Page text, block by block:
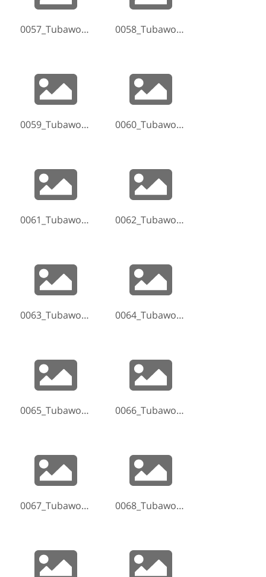
0057_Tubaworkshop-Hammelburg-2017-170521-074713.jpg 0058_Tubaworkshop-Hammelburg-2017-170521-074722.jpg
0059_Tubaworkshop-Hammelburg-2017-170521-074838.jpg 0060_Tubaworkshop-Hammelburg-2017-170521-075112.jpg
0061_Tubaworkshop-Hammelburg-2017-170521-140751.jpg 0062_Tubaworkshop-Hammelburg-2017-170521-142842.jpg
0063_Tubaworkshop-Hammelburg-2017-170521-142856.jpg 0064_Tubaworkshop-Hammelburg-2017-170521-144038.jpg
0065_Tubaworkshop-Hammelburg-2017-170521-144418.jpg 0066_Tubaworkshop-Hammelburg-2017-170521-153210.jpg
0067_Tubaworkshop-Hammelburg-2017-170521-153952.jpg 0068_Tubaworkshop-Hammelburg-2017-170521-154747.jpg